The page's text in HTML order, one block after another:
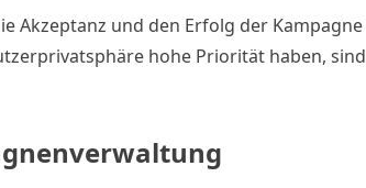
Akzeptanz und den Erfolg der Kampagne
hohe Priorität haben, sind